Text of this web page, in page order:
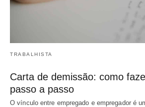
TRABALHISTA
Carta de demissão: como
passo a passo
O vínculo entre empregado e empregador é